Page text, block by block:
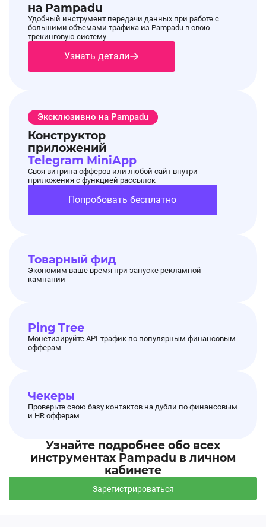
на Pampadu
Удобный инструмент передачи данных при работе с
большими объемами трафика из Pampadu в свою
трекинговую систему
Узнать детали
Эксклюзивно на Pampadu
Конструктор
приложений
Telegram MiniApp
Своя витрина офферов или любой сайт внутри
приложения с функцией рассылок
Попробовать бесплатно
Товарный фид
Экономим ваше время при запуске рекламной
кампании
Ping Tree
Монетизируйте API-трафик по популярным финансовым
офферам
Чекеры
Проверьте свою базу контактов на дубли по финансовым
и HR офферам
Узнайте подробнее обо всех
инструментах Pampadu в личном
кабинете
Зарегистрироваться